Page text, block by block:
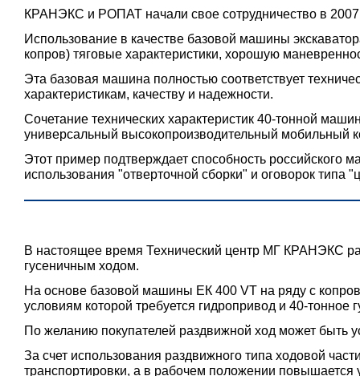
КРАНЭКС и РОПАТ начали свое сотрудничество в 2007
Использование в качестве базовой машины
копров) тяговые характеристики, хорошую
Эта базовая машина полностью соответствует
характеристикам, качеству и надежности.
Сочетание технических характеристик 40-тонной
универсальный высокопроизводительный мобильный
Этот пример подтверждает способность российского
использования "отверточной сборки" и оговорок типа
В настоящее время Технический центр МГ КРАНЭКС
гусеничным ходом.
На основе базовой машины ЕК 400 VT на ряду с
условиям которой требуется гидропривод и 40-тонное
По желанию покупателей раздвижной ход может быть
За счет использования раздвижного типа ходовой
транспортировки, а в рабочем положении повышается